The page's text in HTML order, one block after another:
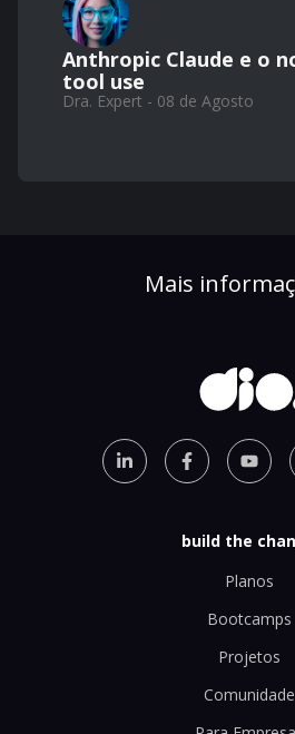
Anthropic Claude e o
tool use
Dra. Expert - 08 de Agosto
Mais
build the
Planos
Bootcamps
Projetos
Comunidade